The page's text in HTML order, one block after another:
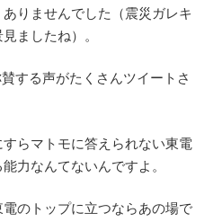
りませんでした（震災ガレキ
ましたね）。
する声がたくさんツイートさ
らマトモに答えられない東電
力なんてないんですよ。
のトップに立つならあの場で